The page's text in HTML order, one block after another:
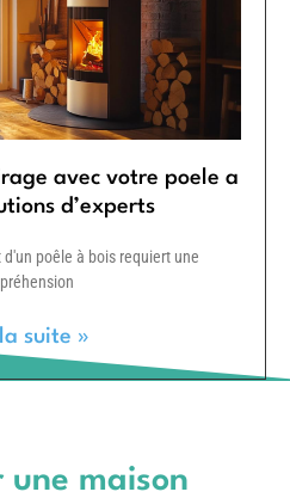
avec votre poele a
d’experts
poêle à bois requiert une
suite »
une maison